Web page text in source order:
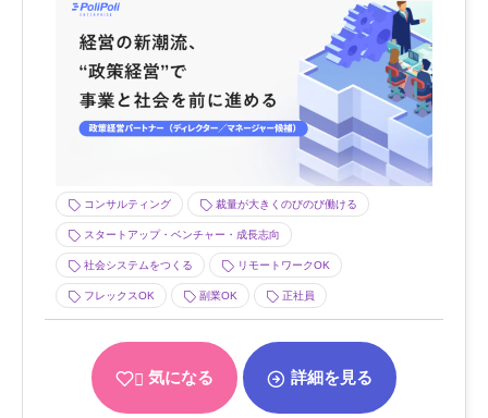
コンサルティング 裁量が大きくのびのび働ける
スタートアップ・ベンチャー・成長志向
社会システムをつくる リモートワークOK
フレックスOK 副業OK 正社員
気になる 詳細を見る